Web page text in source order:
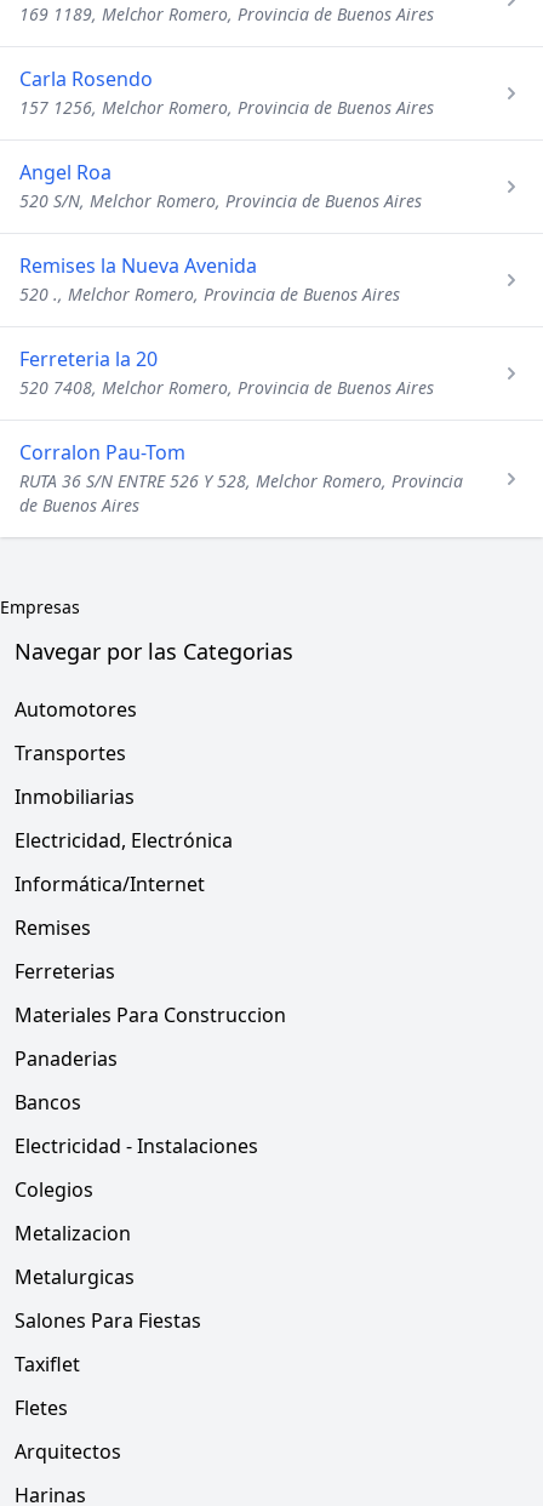
169 1189, Melchor Romero, Provincia de Buenos Aires
Carla Rosendo
157 1256, Melchor Romero, Provincia de Buenos Aires
Angel Roa
520 S/N, Melchor Romero, Provincia de Buenos Aires
Remises la Nueva Avenida
520 ., Melchor Romero, Provincia de Buenos Aires
Ferreteria la 20
520 7408, Melchor Romero, Provincia de Buenos Aires
Corralon Pau-Tom
RUTA 36 S/N ENTRE 526 Y 528, Melchor Romero, Provincia
de Buenos Aires
Empresas
Navegar por las Categorias
Automotores
Transportes
Inmobiliarias
Electricidad, Electrónica
Informática/Internet
Remises
Ferreterias
Materiales Para Construccion
Panaderias
Bancos
Electricidad - Instalaciones
Colegios
Metalizacion
Metalurgicas
Salones Para Fiestas
Taxiflet
Fletes
Arquitectos
Harinas